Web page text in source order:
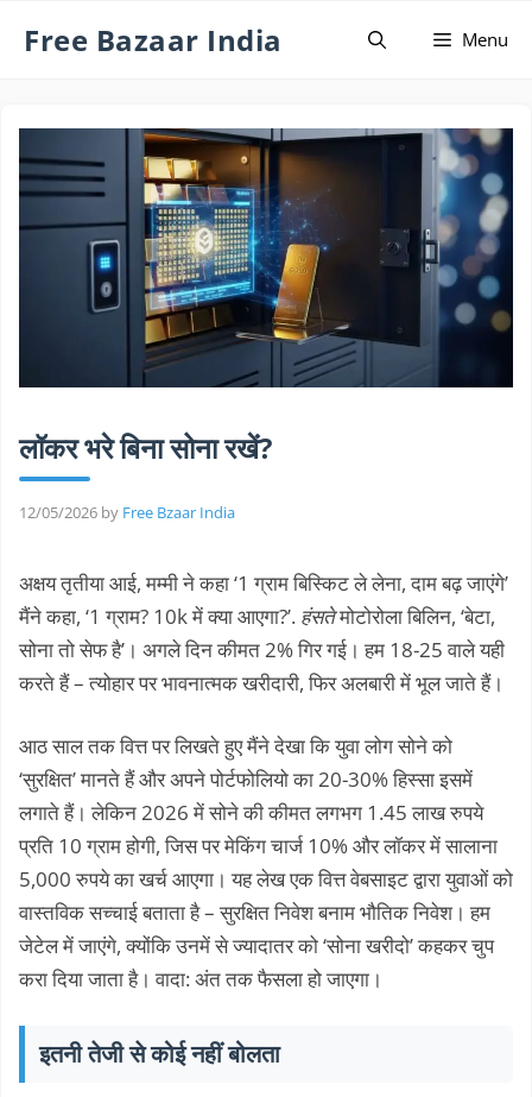
Free Bazaar India Menu
लॉकर भरे बिना सोना रखें?
12/05/2026 by Free Bzaar India
अक्षय तृतीया आई, मम्मी ने कहा ‘1 ग्राम बिस्किट ले लेना, दाम बढ़ जाएंगे’
मैंने कहा, ‘1 ग्राम? 10k में क्या आएगा?’. हंसतेमोटोरोला बिलिन, ‘बेटा,
सोना तो सेफ है’। अगले दिन कीमत 2% गिर गई। हम 18-25 वाले यही
करते हैं – त्योहार पर भावनात्मक खरीदारी, फिर अलबारी में भूल जाते हैं।
आठ साल तक वित्त पर लिखते हुए मैंने देखा कि युवा लोग सोने को
‘सुरक्षित’ मानते हैं और अपने पोर्टफोलियो का 20-30% हिस्सा इसमें
लगाते हैं। लेकिन 2026 में सोने की कीमत लगभग 1.45 लाख रुपये
प्रति 10 ग्राम होगी, जिस पर मेकिंग चार्ज 10% और लॉकर में सालाना
5,000 रुपये का खर्च आएगा। यह लेख एक वित्त वेबसाइट द्वारा युवाओं को
वास्तविक सच्चाई बताता है – सुरक्षित निवेश बनाम भौतिक निवेश। हम
जेटेल में जाएंगे, क्योंकि उनमें से ज्यादातर को ‘सोना खरीदो’ कहकर चुप
करा दिया जाता है। वादा: अंत तक फैसला हो जाएगा।
इतनी तेजी से कोई नहीं बोलता